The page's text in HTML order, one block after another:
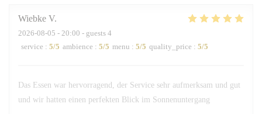
Wiebke V
2026-08-05 - 20:00 - guests 4
service : 5/5 ambience : 5/5 menu : 5/5 quality_price : 5/5
Das Essen war hervorragend, der Service sehr aufmerksam und gut
und wir hatten einen perfekten Blick im Sonnenuntergang